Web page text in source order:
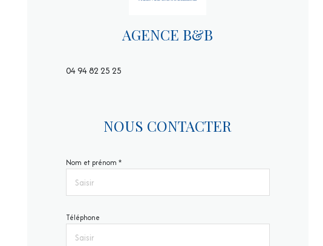
AGENCE B&B
04 94 82 25 25
NOUS CONTACTER
Nom et prénom *
Téléphone